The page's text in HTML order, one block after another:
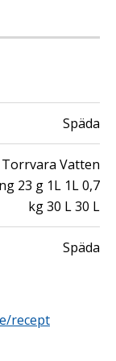
Späda
Vatten
23 g 1L 1L 0,7
kg 30 L 30 L
Späda
recept